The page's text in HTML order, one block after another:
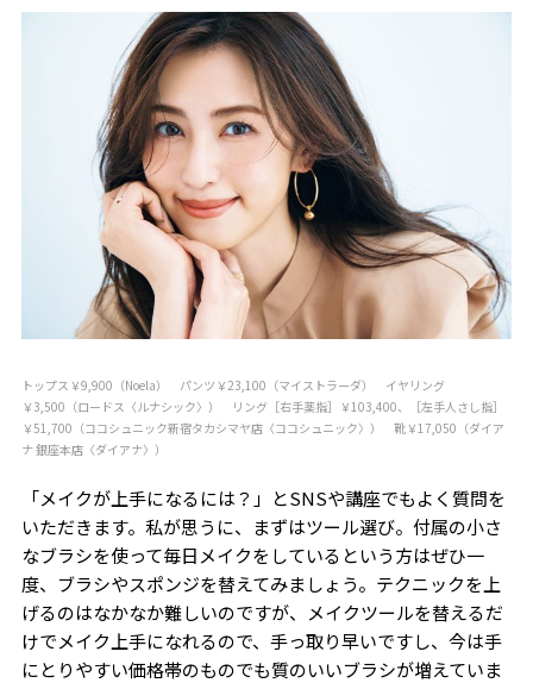
トップス￥9,900（Noela） パンツ￥23,100（マイストラーダ） イヤリング
￥3,500（ロードス〈ルナシック〉） リング［右手薬指］￥103,400、［左手人さし指］
￥51,700（ココシュニック新宿タカシマヤ店〈ココシュニック〉） 靴￥17,050（ダイア
ナ 銀座本店〈ダイアナ〉）
「メイクが上手になるには？」とSNSや講座でもよく質問を
いただきます。私が思うに、まずはツール選び。付属の小さ
なブラシを使って毎日メイクをしているという方はぜひ一
度、ブラシやスポンジを替えてみましょう。テクニックを上
げるのはなかなか難しいのですが、メイクツールを替えるだ
けでメイク上手になれるので、手っ取り早いですし、今は手
にとりやすい価格帯のものでも質のいいブラシが増えていま